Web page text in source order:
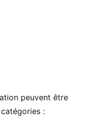
peuvent être
: